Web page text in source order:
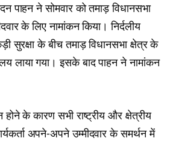
पाहन ने सोमवार को तमाड़ विधानसभा
के लिए नामांकन किया। निर्दलीय
सुरक्षा के बीच तमाड़ विधानसभा क्षेत्र के
लाया गया। इसके बाद पाहन ने नामांकन
के कारण सभी राष्ट्रीय और क्षेत्रीय
अपने-अपने उम्मीदवार के समर्थन में